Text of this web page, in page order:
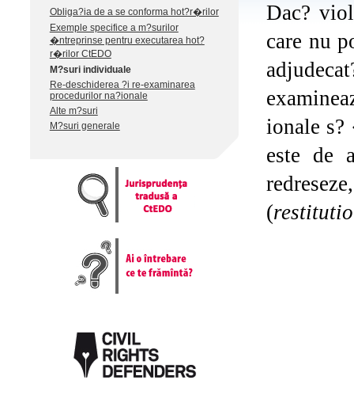
Obliga?ia de a se conforma hot?r�rilor
Exemple specifice a m?surilor
�ntreprinse pentru executarea hot?
r�rilor CtEDO
M?suri individuale
Re-deschiderea ?i re-examinarea
procedurilor na?ionale
Alte m?suri
M?suri generale
Dac?
care nu
ionale
este de
(